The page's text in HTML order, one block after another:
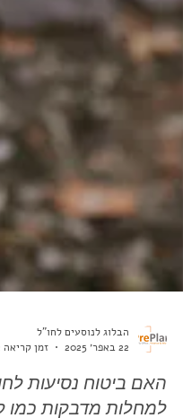
הבלוג לנוסעים לחו"ל
22 באפר׳ 2025
זמן קריאה 2 דקות